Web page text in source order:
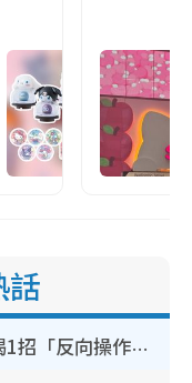
話
WhatsApp預設貼圖點刪？揭1招「反向操作」還原簡潔介面 附3步實測教學